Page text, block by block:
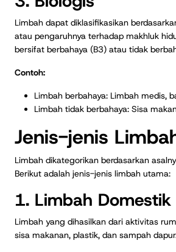
Limbah dapat diklasifikasikan
atau pengaruhnya terhadap makhluk
bersifat berbahaya (B3) atau tidak
Contoh:
Limbah berbahaya: Limbah medis,
Limbah tidak berbahaya: Sisa
Jenis-jenis
Limbah dikategorikan berdasarkan
Berikut adalah jenis-jenis limbah utama:
1. Limbah Domestik
Limbah yang dihasilkan dari aktivitas
sisa makanan, plastik, dan sampah